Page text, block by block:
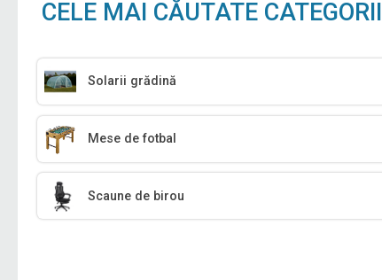
CELE MAI CĂUTATE CATEGORII
Solarii grădină
Mese de fotbal
Scaune de birou